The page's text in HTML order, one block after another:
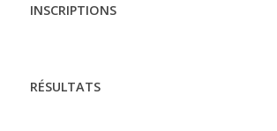
INSCRIPTIONS
RÉSULTATS